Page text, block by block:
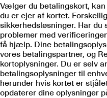
Vælger du betalingskort,
du er ejer af kortet.
sikkerhedsløsninger. Har du
problemer med
få hjælp. Dine
vores betalingspartner, og
kortoplysninger. Du er selv
betalingsoplysninger til
herunder hvis kortet er
opdaterer dine oplysninger